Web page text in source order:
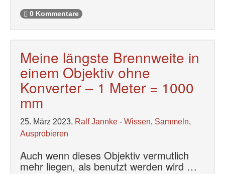
0 Kommentare
Meine längste Brennweite in
einem Objektiv ohne
Konverter – 1 Meter = 1000
mm
25. März 2023, Ralf Jannke - Wissen, Sammeln,
Ausprobieren
Auch wenn dieses Objektiv vermutlich
mehr liegen, als benutzt werden wird …